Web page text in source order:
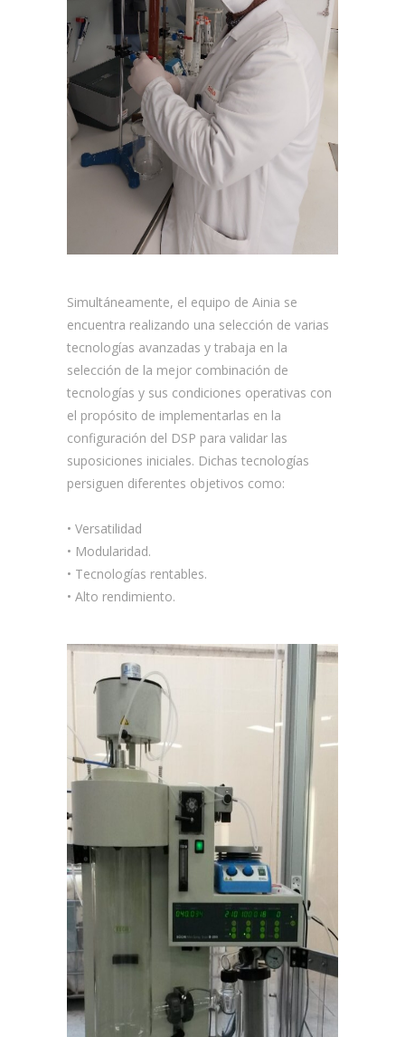
Simultáneamente, el equipo de Ainia se
encuentra realizando una selección de varias
tecnologías avanzadas y trabaja en la
selección de la mejor combinación de
tecnologías y sus condiciones operativas con
el propósito de implementarlas en la
configuración del DSP para validar las
suposiciones iniciales. Dichas tecnologías
persiguen diferentes objetivos como:
• Versatilidad
• Modularidad.
• Tecnologías rentables.
• Alto rendimiento.